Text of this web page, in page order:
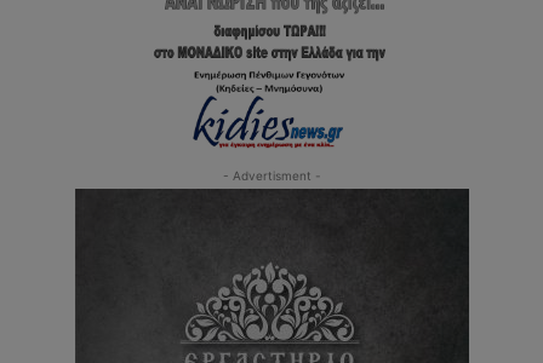
- Advertisment -